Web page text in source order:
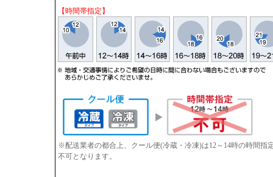
【時間帯指定】
※配送業者の都合上、クール便(冷蔵・冷凍)は12～14時の時間
不可となります。